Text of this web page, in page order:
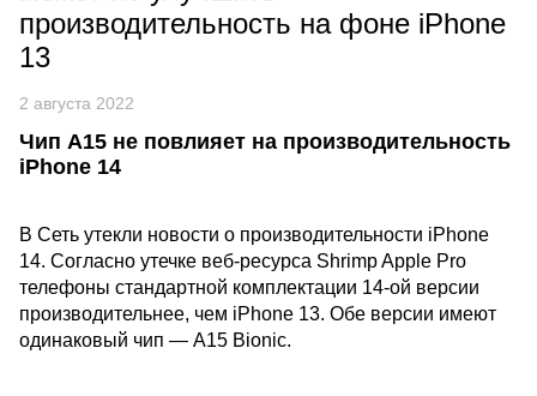
производительность на фоне iPhone
13
2 августа 2022
Чип A15 не повлияет на производительность
iPhone 14
В Сеть утекли новости о производительности iPhone
14. Согласно утечке веб-ресурса Shrimp Apple Pro
телефоны стандартной комплектации 14-ой версии
производительнее, чем iPhone 13. Обе версии имеют
одинаковый чип — А15 Bionic.